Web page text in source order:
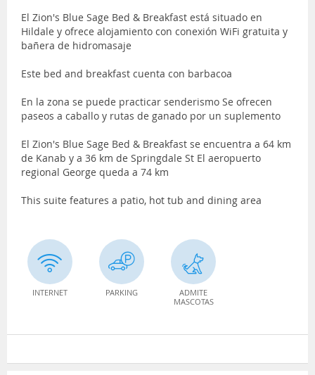
El Zion's Blue Sage Bed & Breakfast está situado en
Hildale y ofrece alojamiento con conexión WiFi gratuita y
bañera de hidromasaje
Este bed and breakfast cuenta con barbacoa
En la zona se puede practicar senderismo Se ofrecen
paseos a caballo y rutas de ganado por un suplemento
El Zion's Blue Sage Bed & Breakfast se encuentra a 64 km
de Kanab y a 36 km de Springdale St El aeropuerto
regional George queda a 74 km
This suite features a patio, hot tub and dining area
INTERNET PARKING
ADMITE
MASCOTAS